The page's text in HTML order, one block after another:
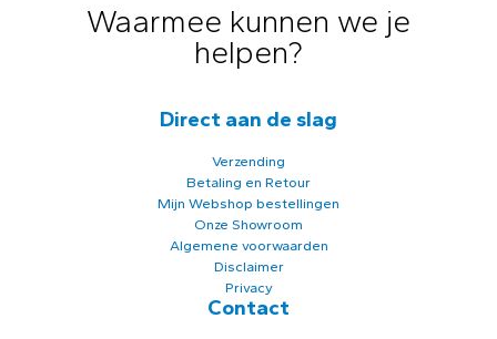
Waarmee kunnen we je
helpen?
Direct aan de slag
Verzending
Betaling en Retour
Mijn Webshop bestellingen
Onze Showroom
Algemene voorwaarden
Disclaimer
Privacy
Contact